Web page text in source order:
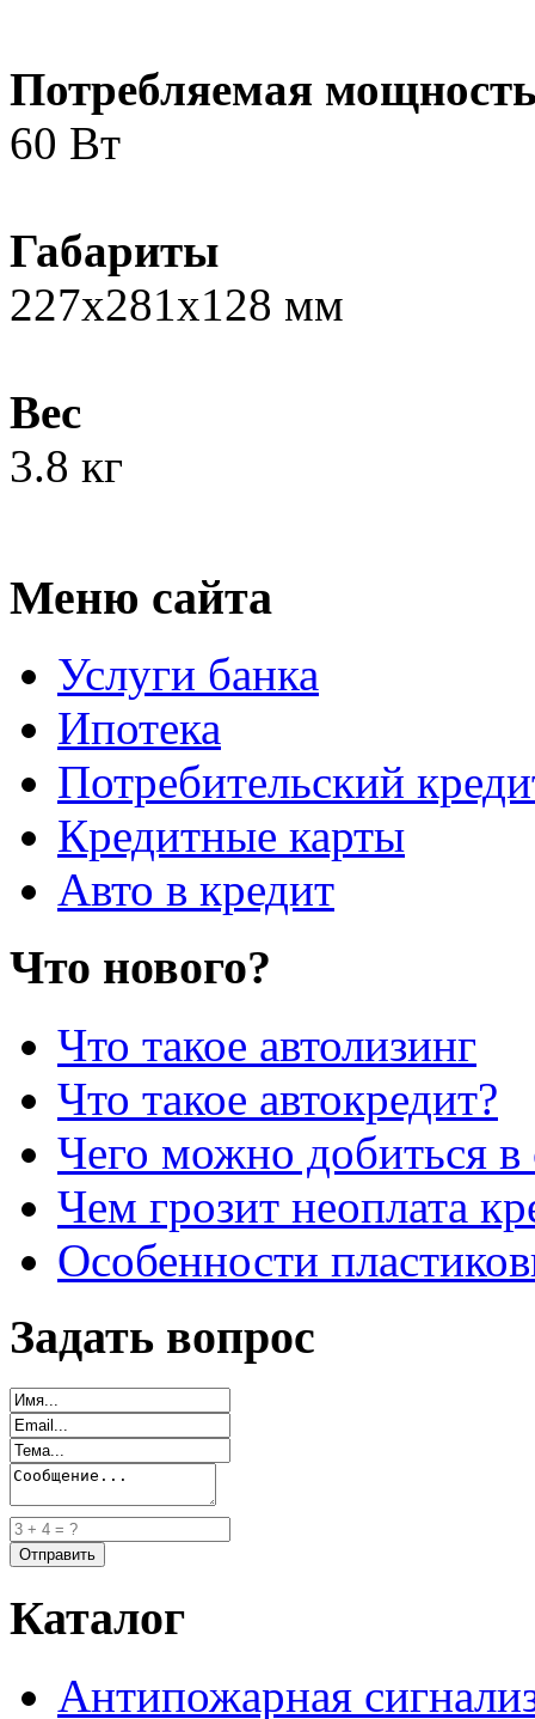
Потребляемая
60 Вт
Габариты
227x281x128 мм
Вес
3.8 кг
Меню сайта
Услуги банка
Ипотека
Потребительский
Кредитные карты
Авто в кредит
Что нового?
Что такое автолизинг
Что такое автокредит?
Чего можно добиться в
Чем грозит неоплата
Особенности
Задать вопрос
Каталог
Антипожарная